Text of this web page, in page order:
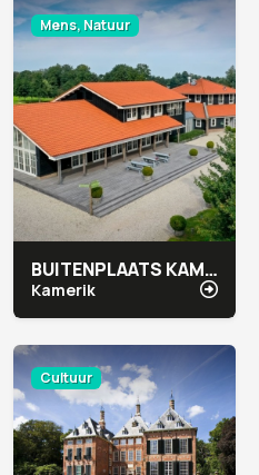
Mens, Natuur
BUITENPLAATS KAMERYCK
Kamerik
Cultuur